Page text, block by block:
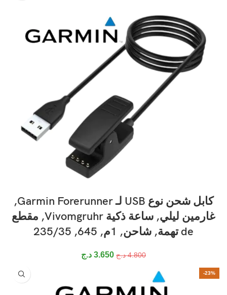
كابل شحن نوع USB لـ Garmin Forerunner,
غارمين ليلي, ساعة ذكية Vivomgruhr, مقطع
de تهمة, شاحن, 1م, 645, 235/35
4.800 د.ج 3.650 د.ج
-23%